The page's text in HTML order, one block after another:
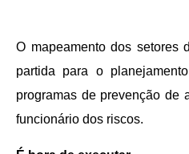
O mapeamento dos setores
partida para o
programas de prevenção de
funcionário dos riscos.